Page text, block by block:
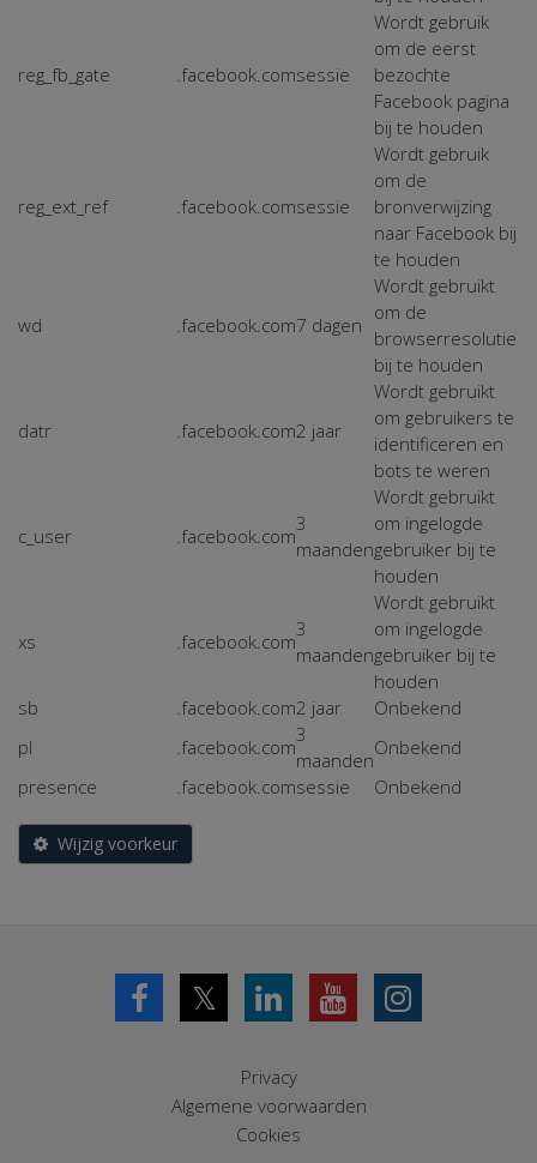
reg_fb_gate .facebook.comsessie
Wordt gebruik
om de eerst
bezochte
Facebook pagina
bij te houden
reg_ext_ref .facebook.comsessie
Wordt gebruik
om de
bronverwijzing
naar Facebook bij
te houden
wd .facebook.com7 dagen
Wordt gebruikt
om de
browserresolutie
bij te houden
datr .facebook.com2 jaar
Wordt gebruikt
om gebruikers te
identificeren en
bots te weren
c_user .facebook.com
3
maanden
Wordt gebruikt
om ingelogde
gebruiker bij te
houden
xs .facebook.com
3
maanden
Wordt gebruikt
om ingelogde
gebruiker bij te
houden
sb
.facebook.com2 jaar
Onbekend
pl
.facebook.com
3
maanden
Onbekend
presence
.facebook.comsessie Onbekend
Wijzig voorkeur
𝕏
Privacy
Algemene voorwaarden
Cookies